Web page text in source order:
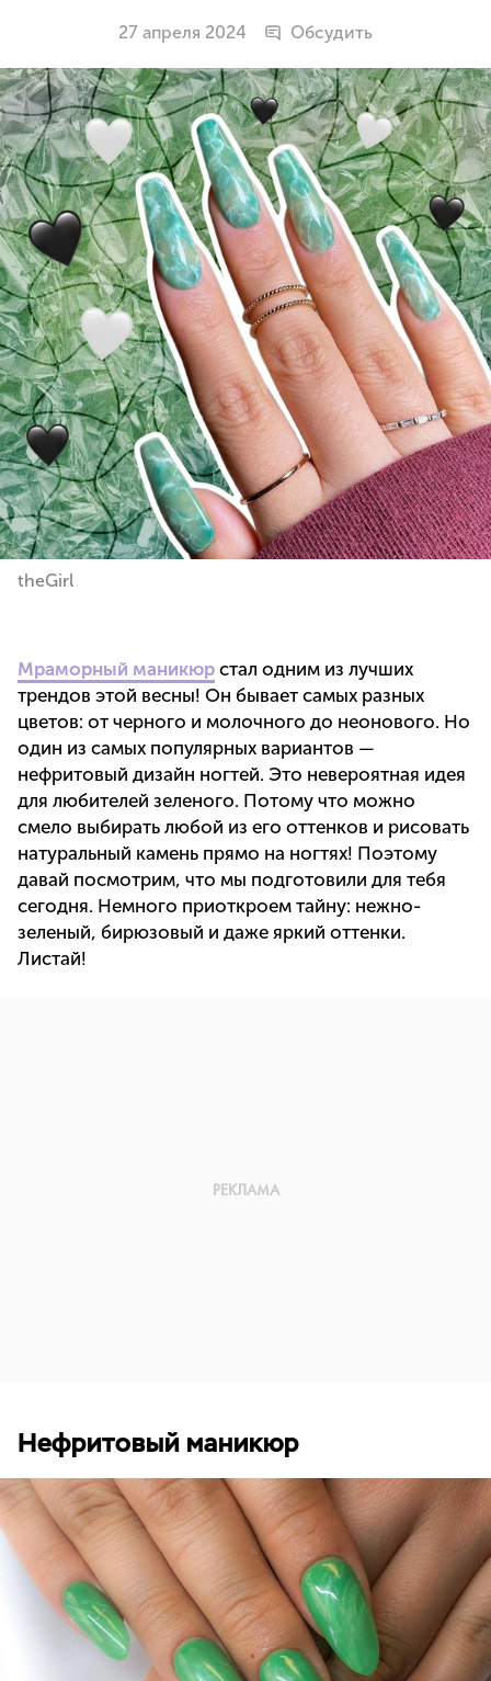
27 апреля 2024 Обсудить
theGirl
Мраморный маникюр стал одним из лучших
трендов этой весны! Он бывает самых разных
цветов: от черного и молочного до неонового. Но
один из самых популярных вариантов —
нефритовый дизайн ногтей. Это невероятная идея
для любителей зеленого. Потому что можно
смело выбирать любой из его оттенков и рисовать
натуральный камень прямо на ногтях! Поэтому
давай посмотрим, что мы подготовили для тебя
сегодня. Немного приоткроем тайну: нежно-
зеленый, бирюзовый и даже яркий оттенки.
Листай!
Нефритовый маникюр